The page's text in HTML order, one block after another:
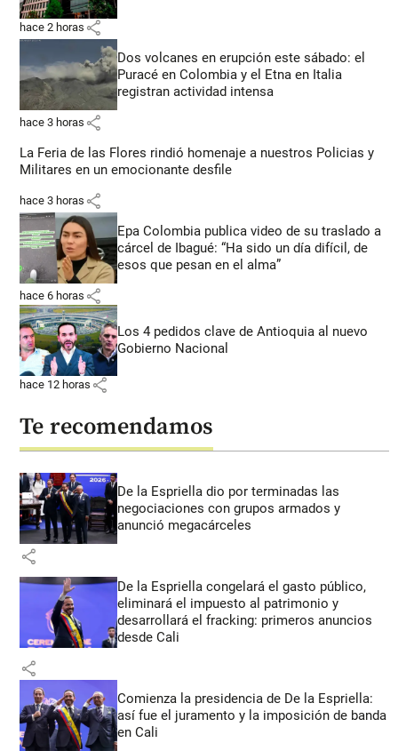
hace 2 horas share
Dos volcanes en erupción este sábado: el
Puracé en Colombia y el Etna en Italia
registran actividad intensa
hace 3 horas share
La Feria de las Flores rindió homenaje a nuestros Policias y
Militares en un emocionante desfile
hace 3 horas share
Epa Colombia publica video de su traslado a
cárcel de Ibagué: “Ha sido un día difícil, de
esos que pesan en el alma”
hace 6 horas share
Los 4 pedidos clave de Antioquia al nuevo
Gobierno Nacional
hace 12 horas share
Te recomendamos
De la Espriella dio por terminadas las
negociaciones con grupos armados y
anunció megacárceles
share
De la Espriella congelará el gasto público,
eliminará el impuesto al patrimonio y
desarrollará el fracking: primeros anuncios
desde Cali
share
Comienza la presidencia de De la Espriella:
así fue el juramento y la imposición de banda
en Cali